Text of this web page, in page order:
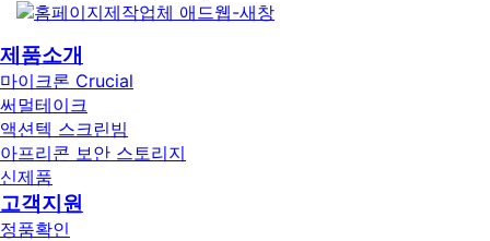
제품소개
마이크론 Crucial
써멀테이크
액션텍 스크린빔
아프리콘 보안 스토리지
신제품
고객지원
정품확인